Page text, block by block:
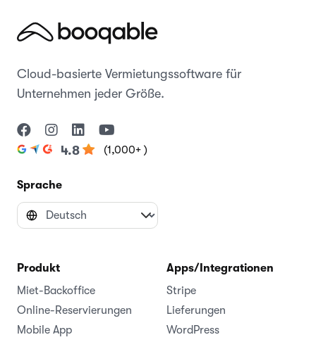
Cloud-basierte Vermietungssoftware für
Unternehmen jeder Größe.
4.8 (1,000+ )
Sprache
Produkt
Miet-Backoffice
Online-Reservierungen
Mobile App
Apps/Integrationen
Stripe
Lieferungen
WordPress